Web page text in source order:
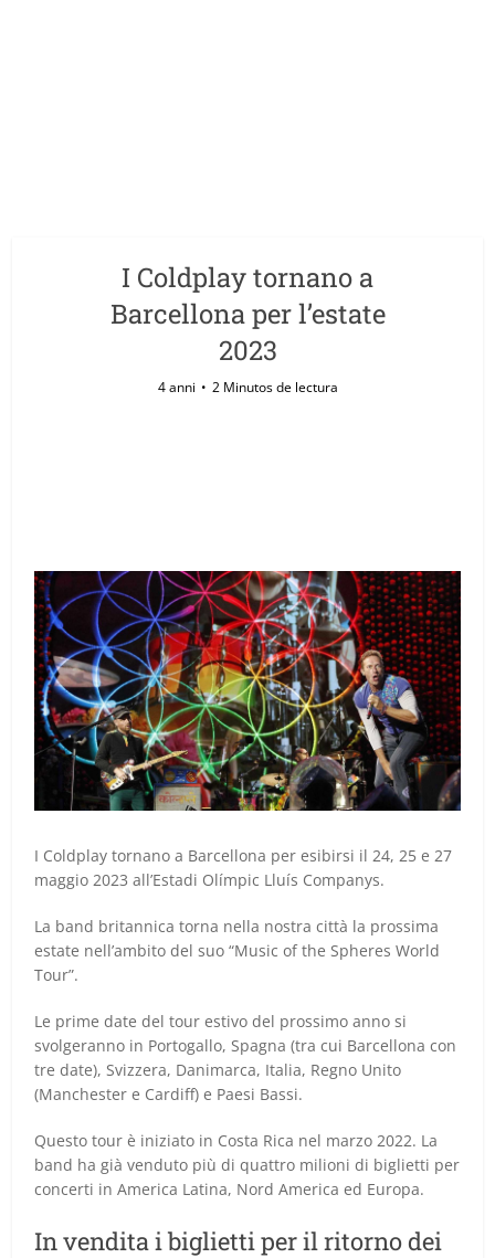
I Coldplay tornano a
Barcellona per l’estate
2023
4 anni 2 Minutos de lectura
I Coldplay tornano a Barcellona per esibirsi il 24, 25 e 27
maggio 2023 all’Estadi Olímpic Lluís Companys.
La band britannica torna nella nostra città la prossima
estate nell’ambito del suo “Music of the Spheres World
Tour”.
Le prime date del tour estivo del prossimo anno si
svolgeranno in Portogallo, Spagna (tra cui Barcellona con
tre date), Svizzera, Danimarca, Italia, Regno Unito
(Manchester e Cardiff) e Paesi Bassi.
Questo tour è iniziato in Costa Rica nel marzo 2022. La
band ha già venduto più di quattro milioni di biglietti per
concerti in America Latina, Nord America ed Europa.
In vendita i biglietti per il ritorno dei